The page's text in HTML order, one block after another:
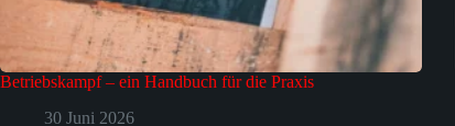
Betriebskampf – ein Handbuch für die Praxis
30 Juni 2026